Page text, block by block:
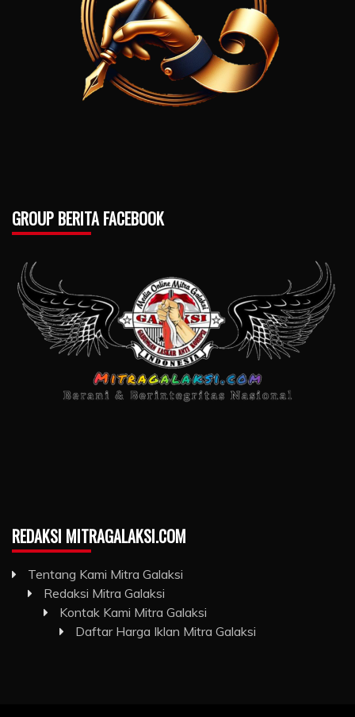
GROUP BERITA FACEBOOK
REDAKSI MITRAGALAKSI.COM
Tentang Kami Mitra Galaksi
Redaksi Mitra Galaksi
Kontak Kami Mitra Galaksi
Daftar Harga Iklan Mitra Galaksi